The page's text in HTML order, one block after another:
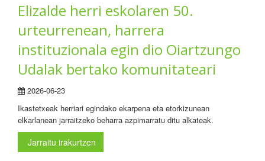
Elizalde herri eskolaren 50.
urteurrenean, harrera
instituzionala egin dio Oiartzungo
Udalak bertako komunitateari
2026-06-23
Ikastetxeak herriari egindako ekarpena eta etorkizunean
elkarlanean jarraitzeko beharra azpimarratu ditu alkateak.
Jarraitu irakurtzen